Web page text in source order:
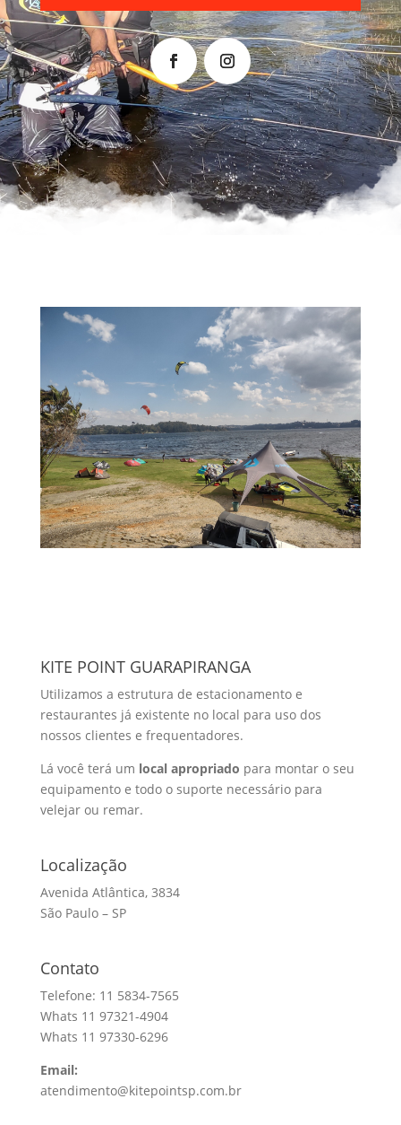
KITE POINT GUARAPIRANGA
Utilizamos a estrutura de estacionamento e
restaurantes já existente no local para uso dos
nossos clientes e frequentadores.
Lá você terá um local apropriado para montar o seu
equipamento e todo o suporte necessário para
velejar ou remar.
Localização
Avenida Atlântica, 3834
São Paulo – SP
Contato
Telefone: 11 5834-7565
Whats 11 97321-4904
Whats 11 97330-6296
Email:
atendimento@kitepointsp.com.br